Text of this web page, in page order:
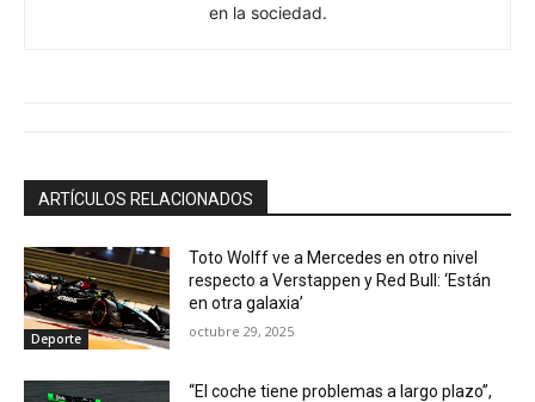
en la sociedad.
ARTÍCULOS RELACIONADOS
Deporte
Toto Wolff ve a Mercedes en otro nivel
respecto a Verstappen y Red Bull: ‘Están
en otra galaxia’
octubre 29, 2025
“El coche tiene problemas a largo plazo”,